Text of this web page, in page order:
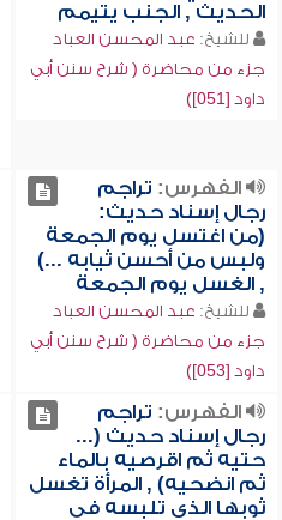
الحديث , الجنب يتيمم
للشيخ: عبد المحسن العباد
جزء من محاضرة ( شرح سنن أبي
داود [051])
الفهرس: تراجم
رجال إسناد حديث:
(من اغتسل يوم الجمعة
ولبس من أحسن ثيابه ...)
, الغسل يوم الجمعة
للشيخ: عبد المحسن العباد
جزء من محاضرة ( شرح سنن أبي
داود [053])
الفهرس: تراجم
رجال إسناد حديث (...
حتيه ثم اقرصيه بالماء
ثم انضحيه) , المرأة تغسل
ثوبها الذي تلبسه في